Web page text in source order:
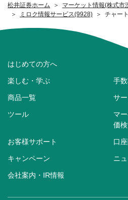
松井証券ホーム
マーケット情報(株式市
ミロク情報サービス(9928)
チャート
はじめての方へ
楽しむ・学ぶ 手
商品一覧 サ
ツール
マ
価
お客様サポート 口
キャンペーン ニ
会社案内・IR情報